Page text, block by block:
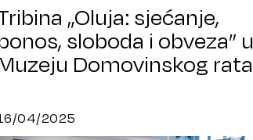
„Oluja: sjećanje,
sloboda i obveza” u
Domovinskog rata
04/2025